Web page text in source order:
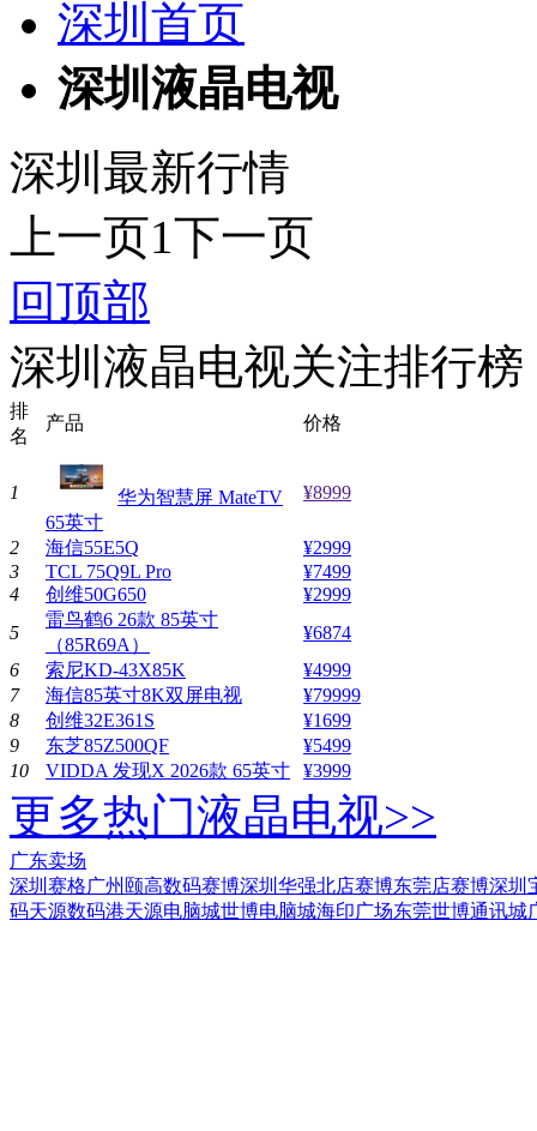
深圳首页
深圳液晶电视
深圳最新行情
上一页1下一页
回顶部
深圳液晶电视关注排行榜
排
名
产品 价格
1
华为智慧屏 MateTV
65英寸
¥8999
2 海信55E5Q
¥2999
3
TCL 75Q9L Pro
¥7499
4
创维50G650
¥2999
5
雷鸟鹤6 26款 85英寸
（85R69A）
¥6874
6
索尼KD-43X85K
¥4999
7
海信85英寸8K双屏电视
¥79999
8
创维32E361S
¥1699
9
东芝85Z500QF
¥5499
10
VIDDA 发现X 2026款 65英寸 ¥3999
更多热门液晶电视>>
广东卖场
深圳赛格广州颐高数码赛博深圳华强北店赛博东莞店赛博深圳
码天源数码港天源电脑城世博电脑城海印广场东莞世博通讯城